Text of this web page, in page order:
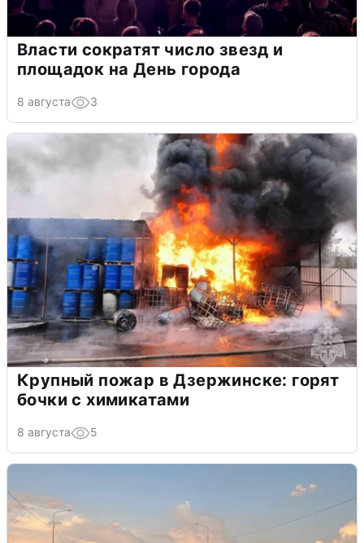
Власти сократят число звезд и
площадок на День города
8 августа 3
Крупный пожар в Дзержинске: горят
бочки с химикатами
8 августа 5